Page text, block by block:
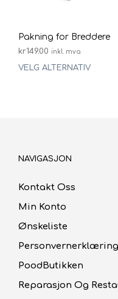
Pakning for Breddere
kr149.00 inkl. mva
VELG ALTERNATIV
NAVIGASJON
Kontakt Oss
Min Konto
Ønskeliste
Personvernerklæring
PoodButikken
Reparasjon Og